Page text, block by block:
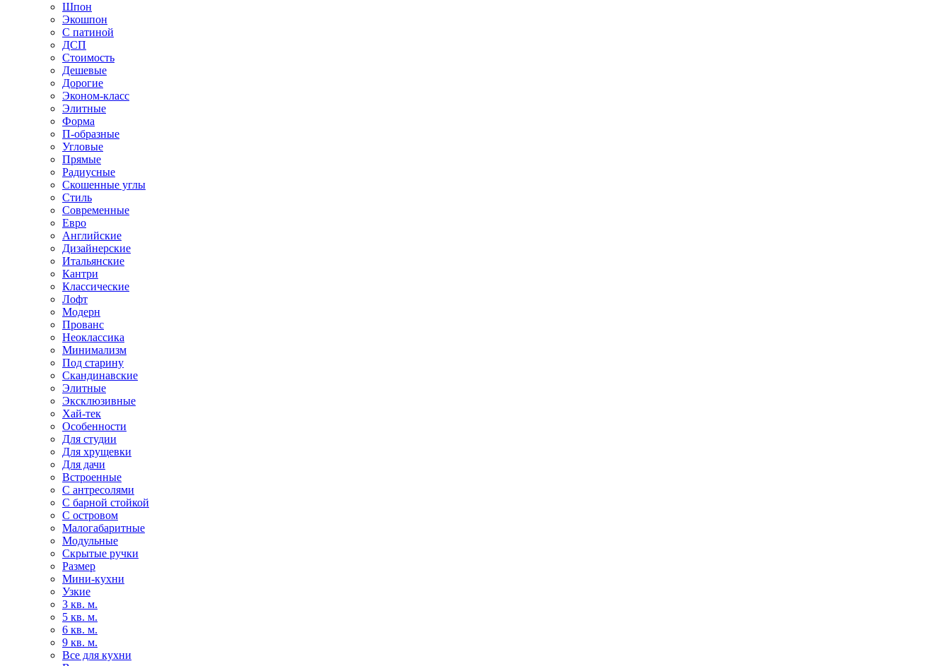
Шпон
Экошпон
С патиной
ДСП
Стоимость
Дешевые
Дорогие
Эконом-класс
Элитные
Форма
П-образные
Угловые
Прямые
Радиусные
Скошенные углы
Стиль
Современные
Евро
Английские
Дизайнерские
Итальянские
Кантри
Классические
Лофт
Модерн
Прованс
Неоклассика
Минимализм
Под старину
Скандинавские
Элитные
Эксклюзивные
Хай-тек
Особенности
Для студии
Для хрущевки
Для дачи
Встроенные
С антресолями
С барной стойкой
С островом
Малогабаритные
Модульные
Скрытые ручки
Размер
Мини-кухни
Узкие
3 кв. м.
5 кв. м.
6 кв. м.
9 кв. м.
Все для кухни